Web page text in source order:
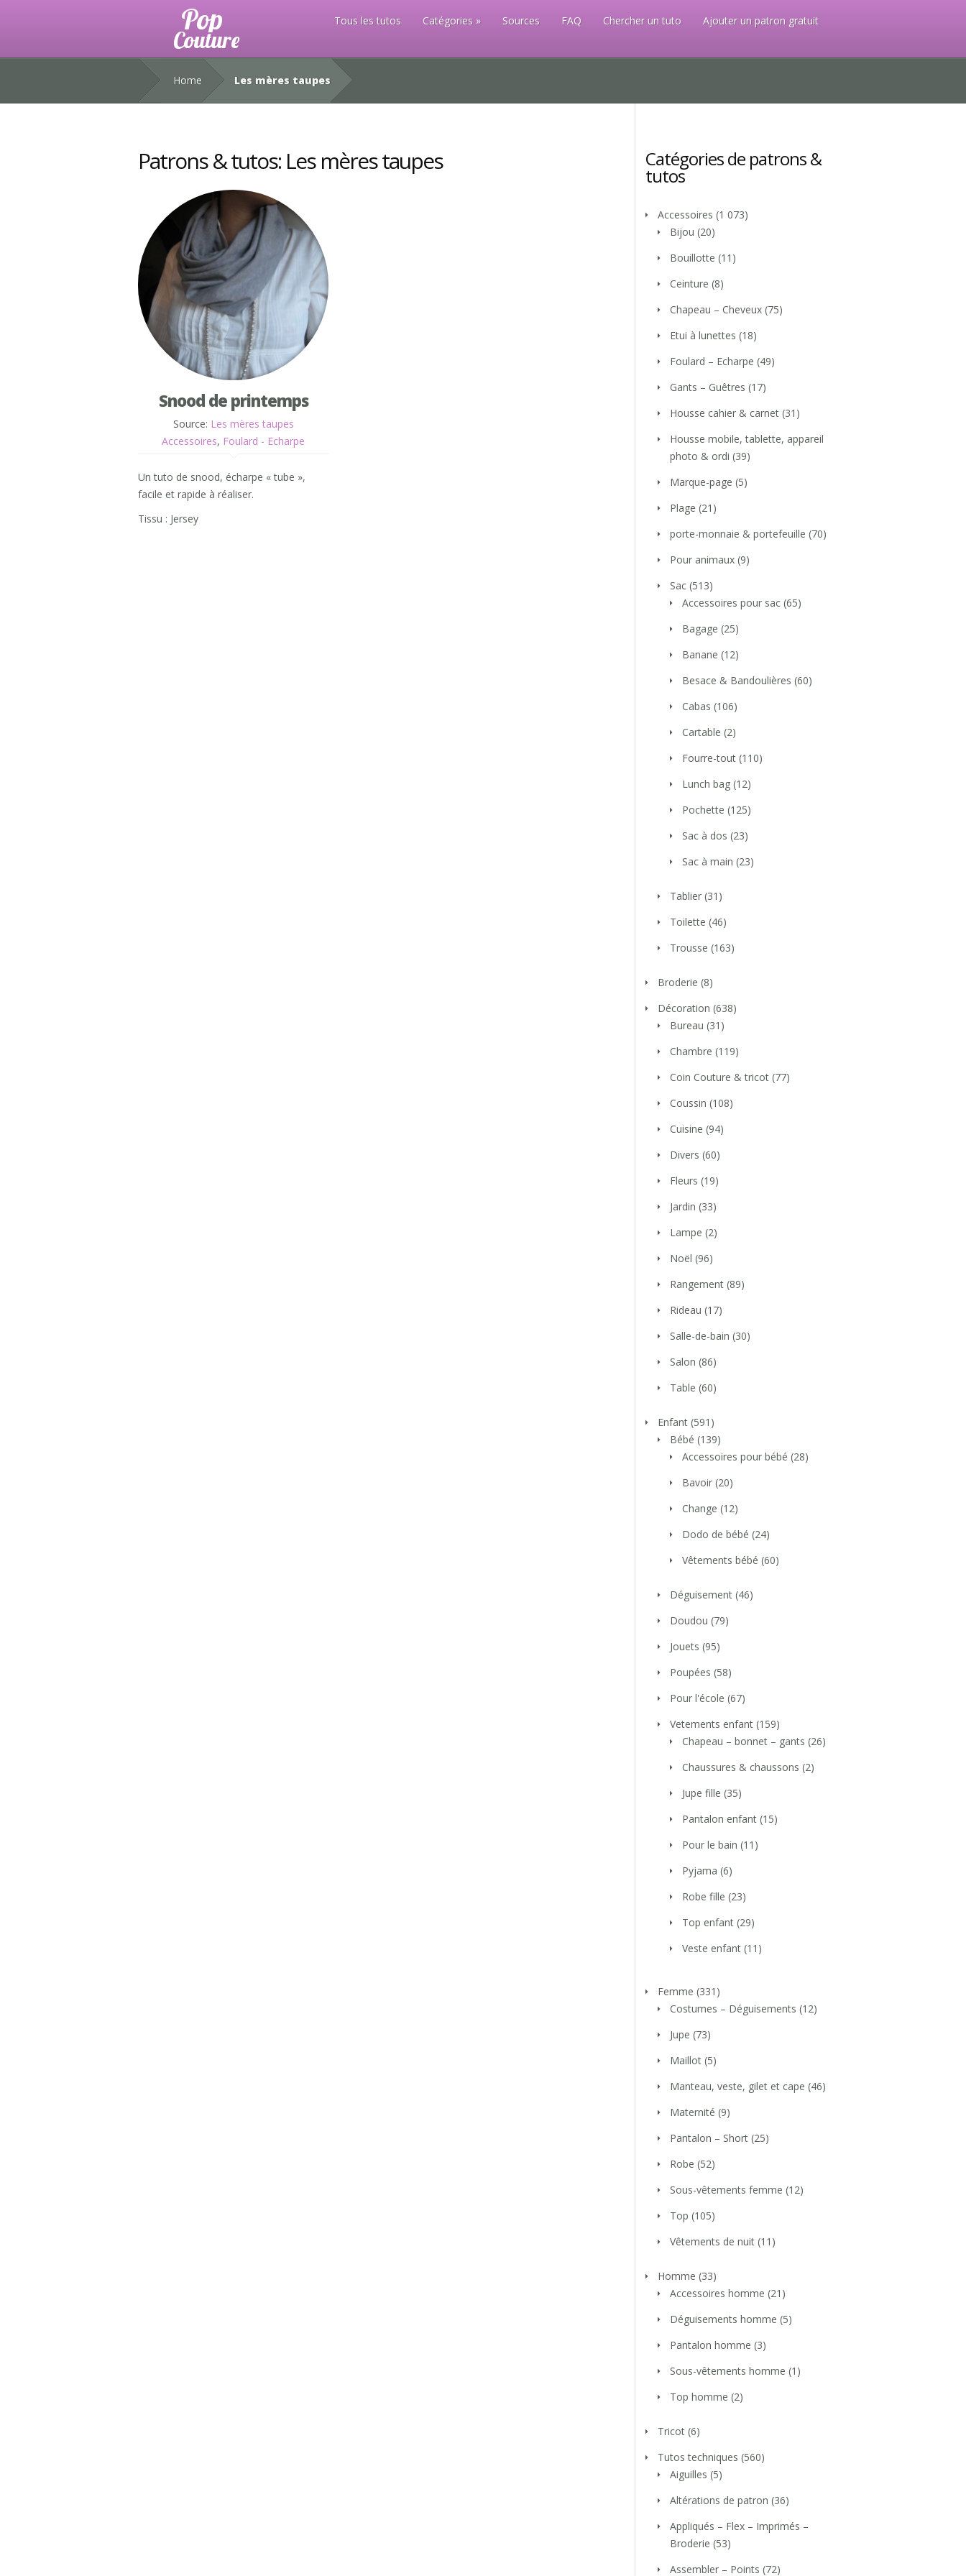
Tous les tutos Catégories Sources FAQ Chercher un tuto Ajouter un patron gratuit
Home Les mères taupes
Patrons & tutos: Les mères taupes
Snood de printemps
Source: Les mères taupes
Accessoires, Foulard - Echarpe
Un tuto de snood, écharpe « tube »,
facile et rapide à réaliser.
Tissu : Jersey
Catégories de patrons &
tutos
Accessoires (1 073)
Bijou (20)
Bouillotte (11)
Ceinture (8)
Chapeau – Cheveux (75)
Etui à lunettes (18)
Foulard – Echarpe (49)
Gants – Guêtres (17)
Housse cahier & carnet (31)
Housse mobile, tablette, appareil
photo & ordi (39)
Marque-page (5)
Plage (21)
porte-monnaie & portefeuille (70)
Pour animaux (9)
Sac (513)
Accessoires pour sac (65)
Bagage (25)
Banane (12)
Besace & Bandoulières (60)
Cabas (106)
Cartable (2)
Fourre-tout (110)
Lunch bag (12)
Pochette (125)
Sac à dos (23)
Sac à main (23)
Tablier (31)
Toilette (46)
Trousse (163)
Broderie (8)
Décoration (638)
Bureau (31)
Chambre (119)
Coin Couture & tricot (77)
Coussin (108)
Cuisine (94)
Divers (60)
Fleurs (19)
Jardin (33)
Lampe (2)
Noël (96)
Rangement (89)
Rideau (17)
Salle-de-bain (30)
Salon (86)
Table (60)
Enfant (591)
Bébé (139)
Accessoires pour bébé (28)
Bavoir (20)
Change (12)
Dodo de bébé (24)
Vêtements bébé (60)
Déguisement (46)
Doudou (79)
Jouets (95)
Poupées (58)
Pour l'école (67)
Vetements enfant (159)
Chapeau – bonnet – gants (26)
Chaussures & chaussons (2)
Jupe fille (35)
Pantalon enfant (15)
Pour le bain (11)
Pyjama (6)
Robe fille (23)
Top enfant (29)
Veste enfant (11)
Femme (331)
Costumes – Déguisements (12)
Jupe (73)
Maillot (5)
Manteau, veste, gilet et cape (46)
Maternité (9)
Pantalon – Short (25)
Robe (52)
Sous-vêtements femme (12)
Top (105)
Vêtements de nuit (11)
Homme (33)
Accessoires homme (21)
Déguisements homme (5)
Pantalon homme (3)
Sous-vêtements homme (1)
Top homme (2)
Tricot (6)
Tutos techniques (560)
Aiguilles (5)
Altérations de patron (36)
Appliqués – Flex – Imprimés –
Broderie (53)
Assembler – Points (72)